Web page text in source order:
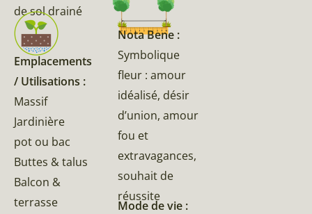
de sol drainé
Emplacements
/ Utilisations :
Massif
Jardinière
pot ou bac
Buttes & talus
Balcon &
terrasse
Nota Bene :
Symbolique
fleur : amour
idéalisé, désir
d’union, amour
fou et
extravagances,
souhait de
réussite
Mode de vie :